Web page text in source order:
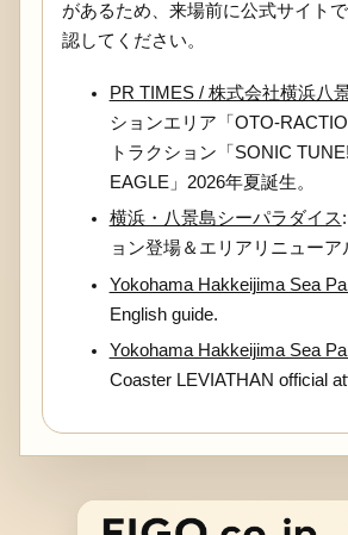
があるため、来場前に公式サイト
認してください。
PR TIMES / 株式会社横浜八
ションエリア「OTO-
トラクション「SONIC
EAGLE」2026年夏誕生。
横浜・八景島シーパラダイス
ョン登場＆エリアリニューア
Yokohama Hakkeijima Sea
English guide.
Yokohama Hakkeijima Sea
Coaster LEVIATHAN official